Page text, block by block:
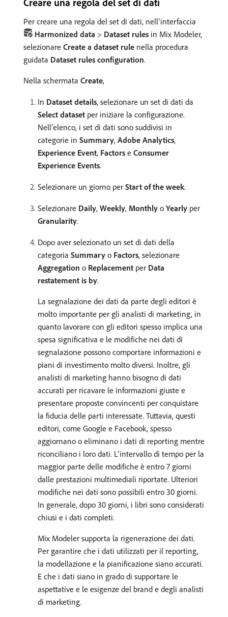
Per creare una regola del set di dati, nell’interfaccia
Harmonized data > Dataset rules in Mix Modeler,
selezionare Create a dataset rule nella procedura
guidata Dataset rules configuration.
Nella schermata Create,
In Dataset details, selezionare un set di dati da
Select dataset per iniziare la configurazione.
Nell’elenco, i set di dati sono suddivisi in
categorie in Summary, Adobe Analytics,
Experience Event, Factors e Consumer
Experience Events.
Selezionare un giorno per Start of the week.
Selezionare Daily, Weekly, Monthly o Yearly per
Granularity.
Dopo aver selezionato un set di dati della
categoria Summary o Factors, selezionare
Aggregation o Replacement per Data
restatement is by.
La segnalazione dei dati da parte degli editori è
molto importante per gli analisti di marketing, in
quanto lavorare con gli editori spesso implica una
spesa significativa e le modifiche nei dati di
segnalazione possono comportare informazioni e
piani di investimento molto diversi. Inoltre, gli
analisti di marketing hanno bisogno di dati
accurati per ricavare le informazioni giuste e
presentare proposte convincenti per conquistare
la fiducia delle parti interessate. Tuttavia, questi
editori, come Google e Facebook, spesso
aggiornano o eliminano i dati di reporting mentre
riconciliano i loro dati. L’intervallo di tempo per la
maggior parte delle modifiche è entro 7 giorni
dalle prestazioni multimediali riportate. Ulteriori
modifiche nei dati sono possibili entro 30 giorni.
In generale, dopo 30 giorni, i libri sono considerati
chiusi e i dati completi.
Mix Modeler supporta la rigenerazione dei dati.
Per garantire che i dati utilizzati per il reporting,
la modellazione e la pianificazione siano accurati.
E che i dati siano in grado di supportare le
aspettative e le esigenze del brand e degli analisti
di marketing.